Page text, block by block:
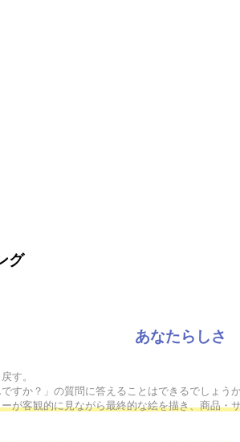
グ
あなたらしさ
す。
ですか？」の質問に答えることはできるでしょう
が客観的に見ながら最終的な絵を描き、商品・